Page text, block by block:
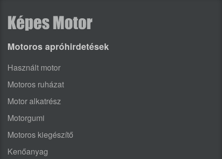
Motoros apróhirdetések
Használt motor
Motoros ruházat
Motor alkatrész
Motorgumi
Motoros kiegészítő
Kenőanyag